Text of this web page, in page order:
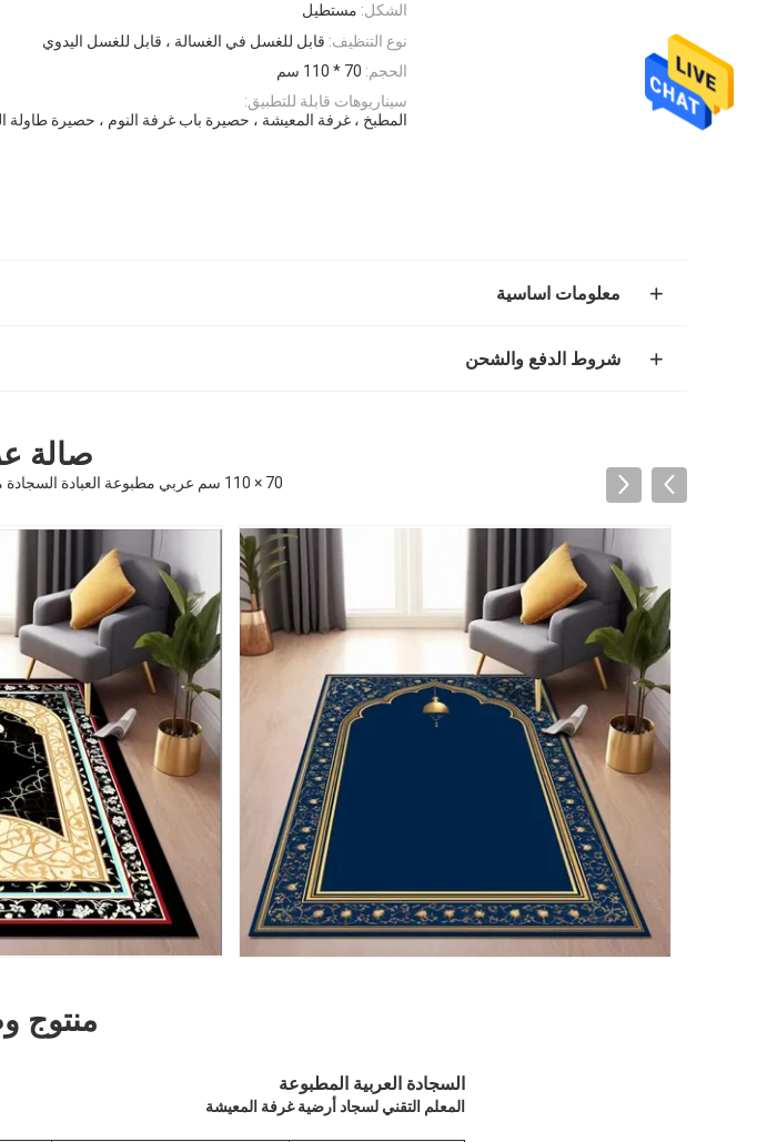
الشكل: مستطيل
نوع التنظيف: قابل للغسل في الغسالة ، قابل للغسل اليدوي
الحجم: 70 * 110 سم
سيناريوهات قابلة للتطبيق:
المطبخ ، غرفة المعيشة ، حصيرة باب غرفة النوم ، حصيرة طاولة
معلومات اساسية
شروط الدفع والشحن
صالة
70 × 110 سم عربي مطبوعة العبادة السجادة مستطيلة النمط الوطني الصلاة السجادة
منتوج
السجادة العربية المطبوعة
المعلم التقني لسجاد أرضية غرفة المعيشة